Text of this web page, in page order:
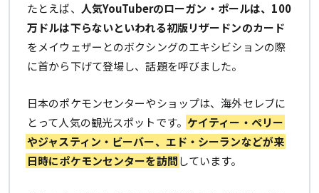
たとえば、 人気YouTuberのローガン・ポールは、100
万ドルは下らないといわれる初版リザードンのカード
をメイウェザーとのボクシングのエキシビションの際
に首から下げて登場し、話題を呼びました。
日本のポケモンセンターやショップは、海外セレブに
とって人気の観光スポットです。 ケイティー・ペリー
やジャスティン・ビーバー、エド・シーランなどが来
日時にポケモンセンターを訪問しています。